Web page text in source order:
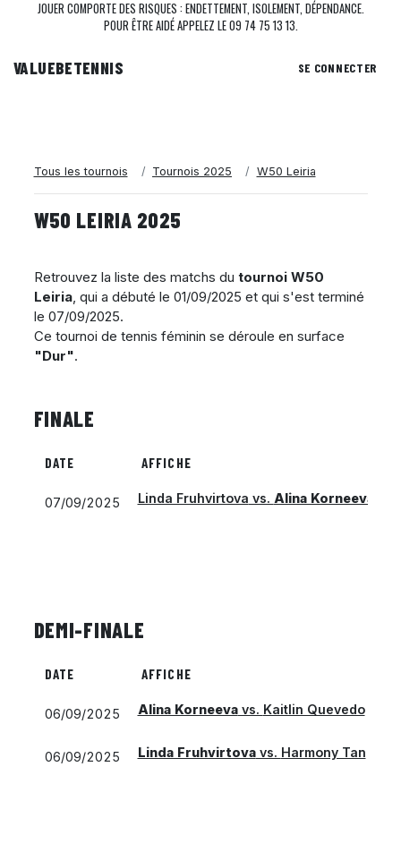
JOUER COMPORTE DES RISQUES : ENDETTEMENT, ISOLEMENT, DÉPENDANCE.
POUR ÊTRE AIDÉ APPELEZ LE 09 74 75 13 13.
VALUEBETENNIS SE CONNECTER
Tous les tournois Tournois 2025 W50 Leiria
W50 LEIRIA 2025
Retrouvez la liste des matchs du tournoi W50
Leiria, qui a débuté le 01/09/2025 et qui s'est terminé
le 07/09/2025.
Ce tournoi de tennis féminin se déroule en surface
"Dur".
FINALE
DATE AFFICHE
07/09/2025 Linda Fruhvirtova vs. Alina Korneeva
DEMI-FINALE
DATE AFFICHE
06/09/2025 Alina Korneevavs. Kaitlin Quevedo
06/09/2025 Linda Fruhvirtovavs. Harmony Tan